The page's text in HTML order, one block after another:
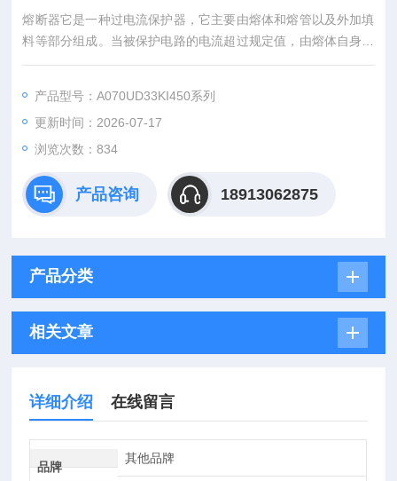
熔断器它是一种过电流保护器，它主要由熔体和熔管以及外加填
料等部分组成。当被保护电路的电流超过规定值，由熔体自身产
生的热量熔断熔体，使电路断开，从而起到保护的作用。以本身
丝 全新现货代理 型号齐全
产品型号：A070UD33KI450系列
更新时间：2026-07-17
浏览次数：834
产品咨询 18913062875
产品分类
相关文章
详细介绍 在线留言
品牌
其他品牌